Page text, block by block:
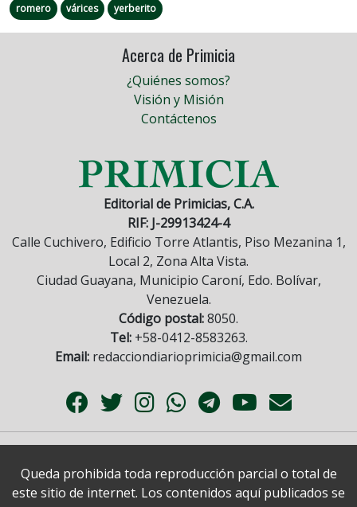
romero
várices yerberito
Acerca de Primicia
¿Quiénes somos?
Visión y Misión
Contáctenos
Editorial de Primicias, C.A.
RIF: J-29913424-4
Calle Cuchivero, Edificio Torre Atlantis, Piso Mezanina 1,
Local 2, Zona Alta Vista.
Ciudad Guayana, Municipio Caroní, Edo. Bolívar,
Venezuela.
Código postal:8050.
Tel:+58-0412-8583263.
Email: redacciondiarioprimicia@gmail.com
Queda prohibida toda reproducción parcial o total de
este sitio de internet. Los contenidos aquí publicados se